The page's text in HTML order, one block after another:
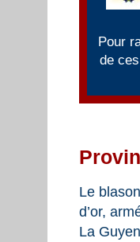
Pour
de
Le
d’or,
La